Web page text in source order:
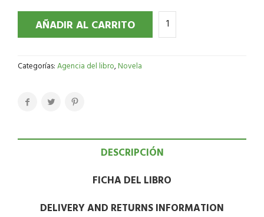
AÑADIR AL CARRITO
Categorías:Agencia del libro,Novela
DESCRIPCIÓN
FICHA DEL LIBRO
DELIVERY AND RETURNS INFORMATION